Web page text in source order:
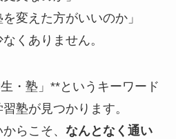
変えた方がいいのか」
くありません。
・塾」**というキーワード
塾が見つかります。
らこそ、 なんとなく通い